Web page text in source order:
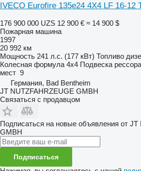
IVECO Eurofire 135e24 4X4 LF 16-12
176 900 000 UZS 12 900 € ≈ 14 900 $
Пожарная машина
1997
20 992 км
Мощность 241 л.с. (177 кВт) Топливо
Колесная формула 4x4 Подвеска
мест 9
Германия, Bad Bentheim
JT NUTZFAHRZEUGE GMBH
Связаться с продавцом
Подписаться на новые объявления от JT
GMBH
Подписаться